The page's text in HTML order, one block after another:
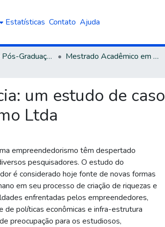
Estatísticas Contato Ajuda
Programa de Pós-Graduação em Administração
Mestrado Acadêmico em Administração
um estudo de caso
Ltda
empreendedorismo têm despertado
pesquisadores. O estudo do
é considerado hoje fonte de novas formas
em seu processo de criação de riquezas e
enfrentadas pelos empreendedores,
de políticas econômicas e infra-estrutura
preocupação para os estudiosos,